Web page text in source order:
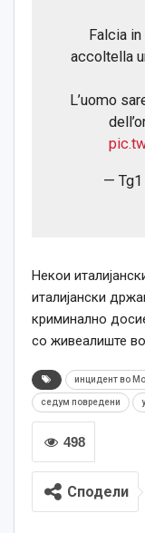
Falcia
accoltella
L’uomo
— Tg1
Некои
италијански
криминално
со живеалиште
инцидент во
седум повредени
498
Сподели